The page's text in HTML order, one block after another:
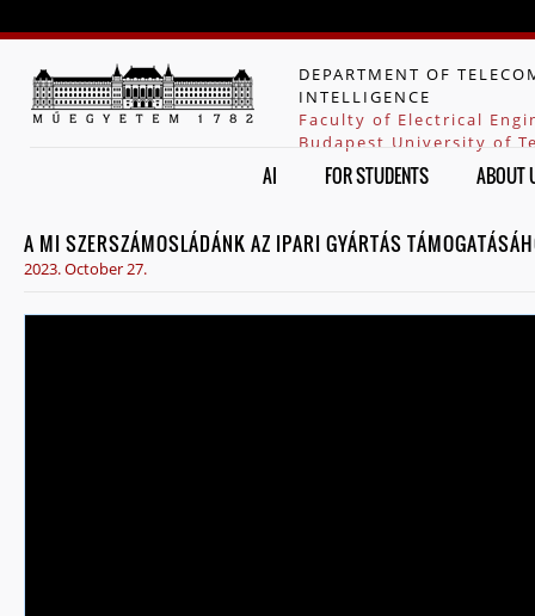
DEPARTMENT OF
INTELLIGENCE
Faculty of Electrical
Budapest University of
AI FOR STUDENTS ABOUT
A MI SZERSZÁMOSLÁDÁNK AZ IPARI GYÁRTÁS
2023. October 27.